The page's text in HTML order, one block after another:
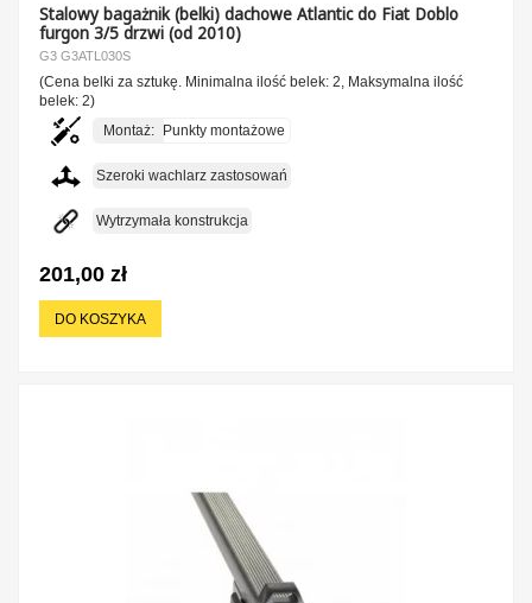
Stalowy bagażnik (belki) dachowe Atlantic do Fiat Doblo
furgon 3/5 drzwi (od 2010)
G3 G3ATL030S
(Cena belki za sztukę. Minimalna ilość belek: 2, Maksymalna ilość
belek: 2)
Montaż:
Punkty montażowe
Szeroki wachlarz zastosowań
Wytrzymała konstrukcja
201,00 zł
DO KOSZYKA